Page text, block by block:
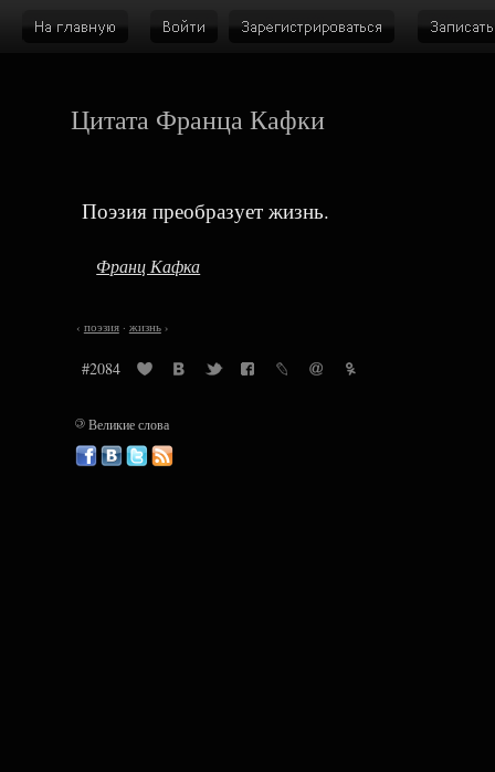
Цитата Франца Кафки
Поэзия преобразует жизнь.
Франц Кафка
‹ поэзия· жизнь›
#2084
©Великие слова